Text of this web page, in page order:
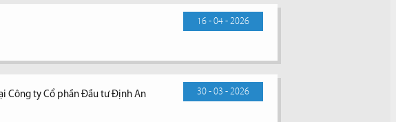
16 - 04 - 2026
30 - 03 - 2026
Công ty Cổ phần Đầu tư Định An